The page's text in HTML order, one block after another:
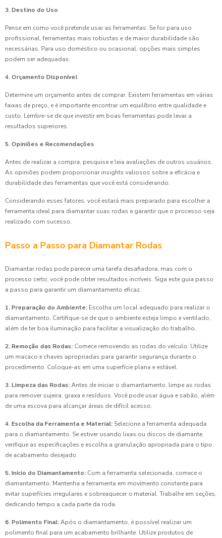
3. Destino do Uso
Pense em como você pretende usar as ferramentas. Se for para uso
profissional, ferramentas mais robustas e de maior durabilidade são
necessárias. Para uso doméstico ou ocasional, opções mais simples
podem ser adequadas.
4. Orçamento Disponível
Determine um orçamento antes de comprar. Existem ferramentas em várias
faixas de preço, e é importante encontrar um equilíbrio entre qualidade e
custo. Lembre-se de que investir em boas ferramentas pode levar a
resultados superiores.
5. Opiniões e Recomendações
Antes de realizar a compra, pesquise e leia avaliações de outros usuários.
As opiniões podem proporcionar insights valiosos sobre a eficácia e
durabilidade das ferramentas que você está considerando.
Considerando esses fatores, você estará mais preparado para escolher a
ferramenta ideal para diamantar suas rodas e garantir que o processo seja
realizado com sucesso.
Passo a Passo para Diamantar Rodas
Diamantar rodas pode parecer uma tarefa desafiadora, mas com o
processo certo, você pode obter resultados incríveis. Siga este guia passo
a passo para garantir um diamantamento eficaz.
1. Preparação do Ambiente: Escolha um local adequado para realizar o
diamantamento. Certifique-se de que o ambiente esteja limpo e ventilado,
além de ter boa iluminação para facilitar a visualização do trabalho.
2. Remoção das Rodas: Comece removendo as rodas do veículo. Utilize
um macaco e chaves apropriadas para garantir segurança durante o
procedimento. Coloque-as em uma superfície plana e estável.
3. Limpeza das Rodas:Antes de iniciar o diamantamento, limpe as rodas
para remover sujeira, graxa e resíduos. Você pode usar água e sabão, além
de uma escova para alcançar áreas de difícil acesso.
4. Escolha da Ferramenta e Material: Selecione a ferramenta adequada
para o diamantamento. Se estiver usando lixas ou discos de diamante,
verifique as especificações e escolha a granulação apropriada para o tipo
de acabamento desejado.
5. Início do Diamantamento: Com a ferramenta selecionada, comece o
diamantamento. Mantenha a ferramenta em movimento constante para
evitar superfícies irregulares e sobreaquecer o material. Trabalhe em seções,
dedicando tempo a cada parte da roda.
6. Polimento Final:Após o diamantamento, é possível realizar um
polimento final para um acabamento brilhante. Utilize produtos de